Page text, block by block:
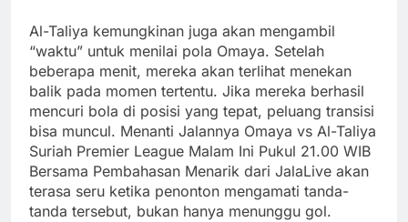
Al-Taliya kemungkinan juga akan mengambil
“waktu” untuk menilai pola Omaya. Setelah
beberapa menit, mereka akan terlihat menekan
balik pada momen tertentu. Jika mereka berhasil
mencuri bola di posisi yang tepat, peluang transisi
bisa muncul. Menanti Jalannya Omaya vs Al-Taliya
Suriah Premier League Malam Ini Pukul 21.00 WIB
Bersama Pembahasan Menarik dari JalaLive akan
terasa seru ketika penonton mengamati tanda-
tanda tersebut, bukan hanya menunggu gol.